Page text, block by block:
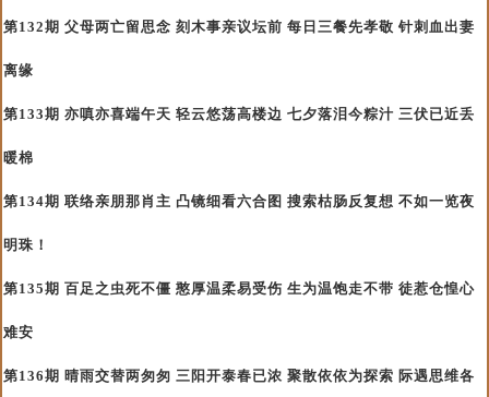
第132期 父母两亡留思念 刻木事亲议坛前 每日三餐先孝敬 针刺血出妻
离缘
第133期 亦嗔亦喜端午天 轻云悠荡高楼边 七夕落泪今粽汁 三伏已近丢
暖棉
第134期 联络亲朋那肖主 凸镜细看六合图 搜索枯肠反复想 不如一览夜
明珠！
第135期 百足之虫死不僵 憨厚温柔易受伤 生为温饱走不带 徒惹仓惶心
难安
第136期 晴雨交替两匆匆 三阳开泰春已浓 聚散依依为探索 际遇思维各